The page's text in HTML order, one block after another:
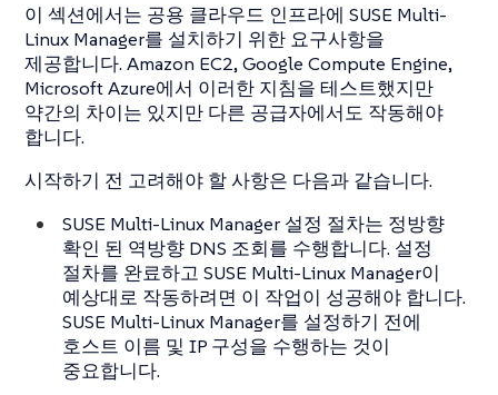
이 섹션에서는 공용 클라우드 인프라에 SUSE Multi-
Linux Manager를 설치하기 위한 요구사항을
제공합니다. Amazon EC2, Google Compute Engine,
Microsoft Azure에서 이러한 지침을 테스트했지만
약간의 차이는 있지만 다른 공급자에서도 작동해야
합니다.
시작하기 전 고려해야 할 사항은 다음과 같습니다.
SUSE Multi-Linux Manager 설정 절차는 정방향
확인 된 역방향 DNS 조회를 수행합니다. 설정
절차를 완료하고 SUSE Multi-Linux Manager이
예상대로 작동하려면 이 작업이 성공해야 합니다.
SUSE Multi-Linux Manager를 설정하기 전에
호스트 이름 및 IP 구성을 수행하는 것이
중요합니다.